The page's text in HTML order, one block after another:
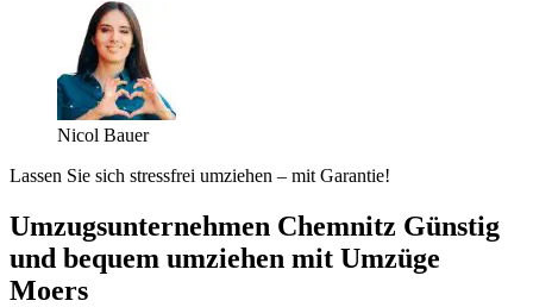
Nicol Bauer
Lassen Sie sich stressfrei umziehen – mit Garantie!
Umzugsunternehmen Chemnitz Günstig
und bequem umziehen mit Umzüge
Moers